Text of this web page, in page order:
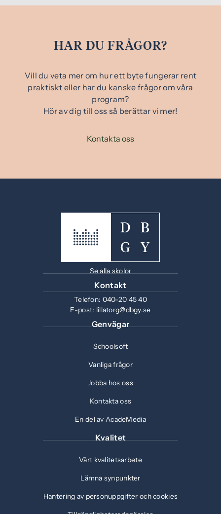
HAR DU FRÅGOR?
Vill du veta mer om hur ett byte fungerar rent
praktiskt eller har du kanske frågor om våra
program?
Hör av dig till oss så berättar vi mer!
Kontakta oss
Se alla skolor
Kontakt
Telefon: 040-20 45 40
E-post: lillatorg@dbgy.se
Genvägar
Schoolsoft
Vanliga frågor
Jobba hos oss
Kontakta oss
En del av AcadeMedia
Kvalitet
Vårt kvalitetsarbete
Lämna synpunkter
Hantering av personuppgifter och cookies